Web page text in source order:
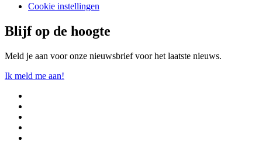
Cookie instellingen
Blijf op de hoogte
Meld je aan voor onze nieuwsbrief voor het laatste nieuws.
Ik meld me aan!